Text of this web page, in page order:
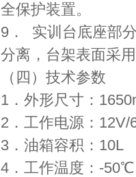
全保护装置。
9． 实训台底座部
分离，台架表面采
（四）技术参数
1．外形尺寸：
2．工作电源：12V/
3．油箱容积：10L
4．工作温度：-